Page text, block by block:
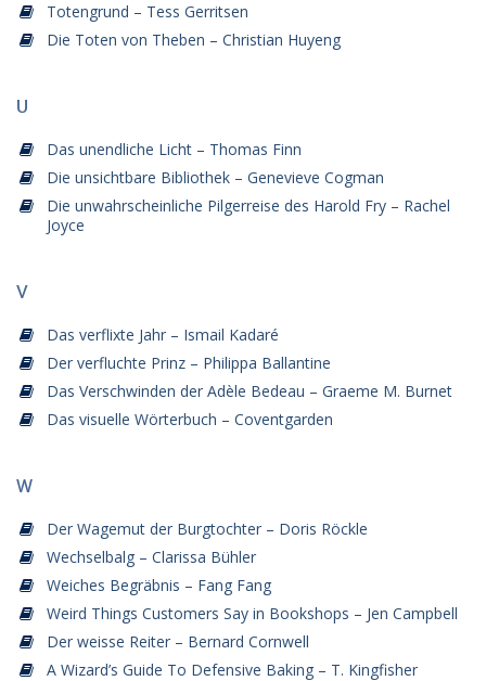
Totengrund – Tess Gerritsen
Die Toten von Theben – Christian Huyeng
U
Das unendliche Licht – Thomas Finn
Die unsichtbare Bibliothek – Genevieve Cogman
Die unwahrscheinliche Pilgerreise des Harold Fry – Rachel
Joyce
V
Das verflixte Jahr – Ismail Kadaré
Der verfluchte Prinz – Philippa Ballantine
Das Verschwinden der Adèle Bedeau – Graeme M. Burnet
Das visuelle Wörterbuch – Coventgarden
W
Der Wagemut der Burgtochter – Doris Röckle
Wechselbalg – Clarissa Bühler
Weiches Begräbnis – Fang Fang
Weird Things Customers Say in Bookshops – Jen Campbell
Der weisse Reiter – Bernard Cornwell
A Wizard’s Guide To Defensive Baking – T. Kingfisher